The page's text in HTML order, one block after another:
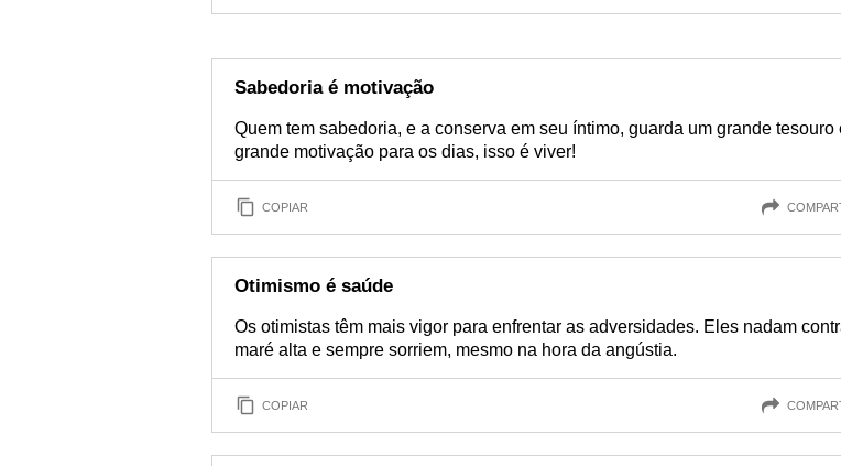
Sabedoria é motivação
Quem tem sabedoria, e a conserva em seu íntimo, guarda um grande tesouro
grande motivação para os dias, isso é viver!
COPIAR
Otimismo é saúde
Os otimistas têm mais vigor para enfrentar as adversidades. Eles nadam
maré alta e sempre sorriem, mesmo na hora da angústia.
COPIAR